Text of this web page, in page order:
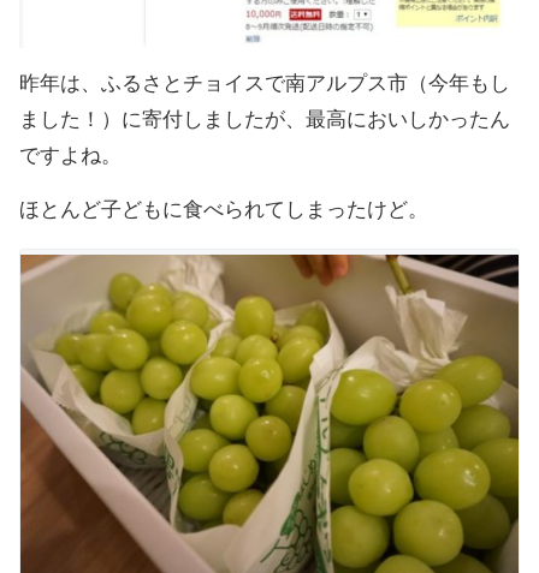
昨年は、ふるさとチョイスで南アルプス市（今年もし
ました！）に寄付しましたが、最高においしかったん
ですよね。
ほとんど子どもに食べられてしまったけど。